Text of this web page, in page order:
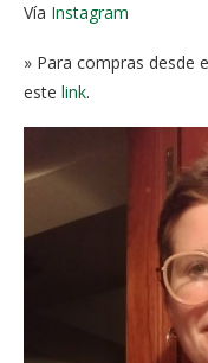
Vía Instagram
» Para compras desde
este link.